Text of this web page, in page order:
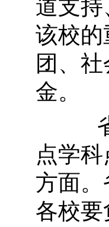
道支
该校的
团、
金。
省
点学
方面
各校